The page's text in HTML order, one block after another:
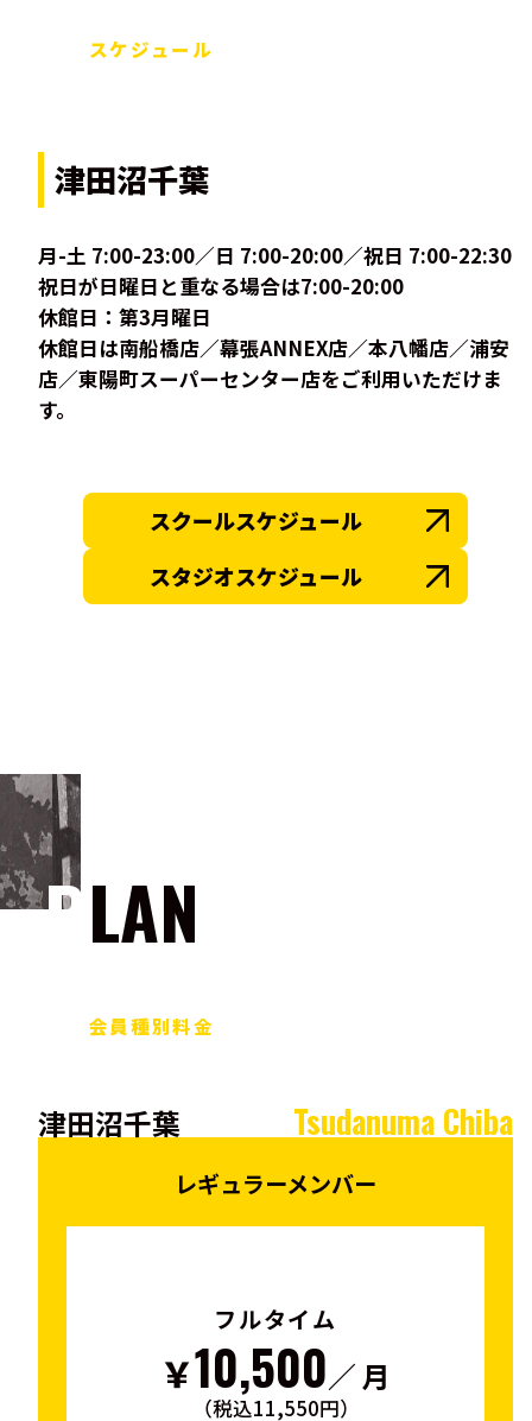
スケジュール
津田沼千葉
月-土 7:00-23:00／日 7:00-20:00／祝日 7:00-22:30
祝日が日曜日と重なる場合は7:00-20:00
休館日：第3月曜日
休館日は南船橋店／幕張ANNEX店／本八幡店／浦安
店／東陽町スーパーセンター店をご利用いただけま
す。
スクールスケジュール
スタジオスケジュール
PLAN
会員種別料金
津田沼千葉 Tsudanuma Chiba
レギュラーメンバー
フルタイム
￥10,500／ 月
（税込11,550円）